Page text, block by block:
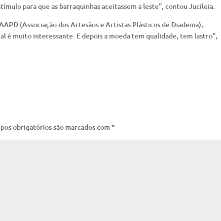
para que as barraquinhas aceitassem a leste”, contou Jucileia.
(Associação dos Artesãos e Artistas Plásticos de Diadema),
é muito interessante. E depois a moeda tem qualidade, tem lastro”,
obrigatórios são marcados com *